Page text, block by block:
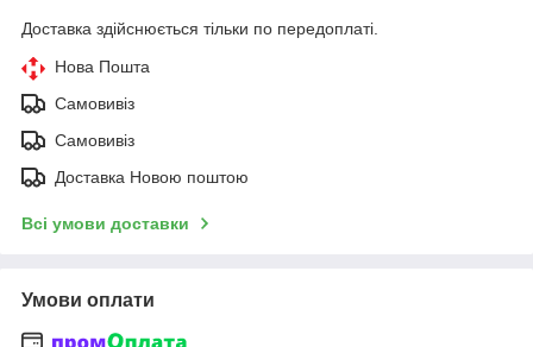
Доставка здійснюється тільки по передоплаті.
Нова Пошта
Самовивіз
Самовивіз
Доставка Новою поштою
Всі умови доставки
Умови оплати